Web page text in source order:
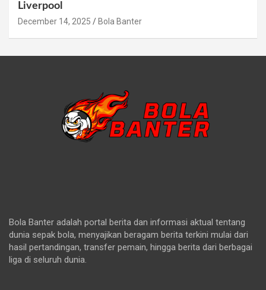
Liverpool
December 14, 2025 Bola Banter
Bola Banter adalah portal berita dan informasi aktual tentang
dunia sepak bola, menyajikan beragam berita terkini mulai dari
hasil pertandingan, transfer pemain, hingga berita dari berbagai
liga di seluruh dunia.